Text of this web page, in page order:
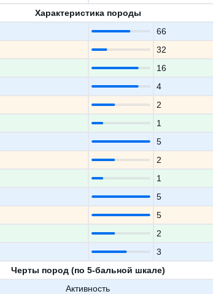
Характеристика породы
66
32
16
4
2
1
5
2
1
5
5
2
3
Черты пород (по 5-бальной шкале)
Активность